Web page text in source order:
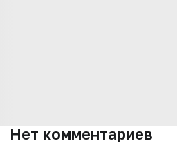
Нет комментариев